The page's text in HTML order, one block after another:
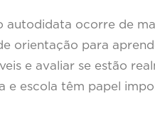
autodidata ocorre de
orientação para
e avaliar se estão
e escola têm papel